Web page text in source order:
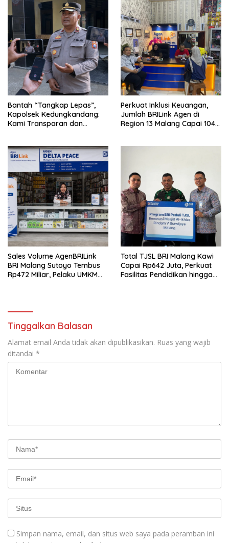
Bantah “Tangkap Lepas”,
Kapolsek Kedungkandang:
Kami Transparan dan
Perkuat Inklusi Keuangan,
Jumlah BRILink Agen di
Region 13 Malang Capai 104
Sales Volume AgenBRILink
BRI Malang Sutoyo Tembus
Rp472 Miliar, Pelaku UMKM
Total TJSL BRI Malang Kawi
Capai Rp642 Juta, Perkuat
Fasilitas Pendidikan hingga
Tinggalkan Balasan
Alamat email Anda tidak akan dipublikasikan. Ruas yang wajib
ditandai *
Simpan nama, email, dan situs web saya pada peramban ini